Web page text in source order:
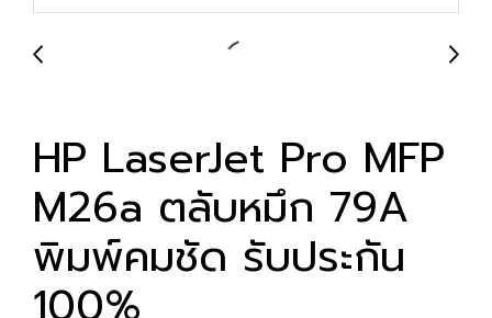
HP LaserJet Pro MFP
M26a ตลับหมึก 79A
พิมพ์คมชัด รับประกัน